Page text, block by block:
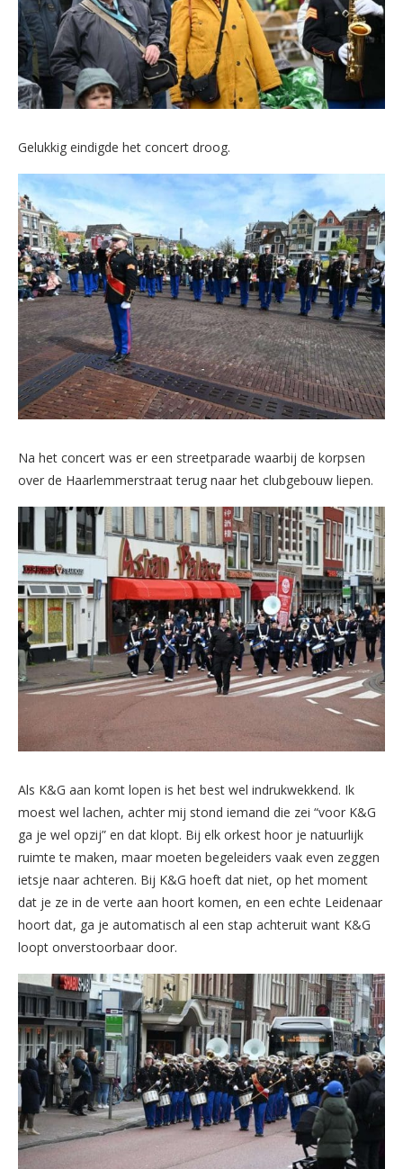
Gelukkig eindigde het concert droog.
Na het concert was er een streetparade waarbij de korpsen
over de Haarlemmerstraat terug naar het clubgebouw liepen.
Als K&G aan komt lopen is het best wel indrukwekkend. Ik
moest wel lachen, achter mij stond iemand die zei “voor K&G
ga je wel opzij” en dat klopt. Bij elk orkest hoor je natuurlijk
ruimte te maken, maar moeten begeleiders vaak even zeggen
ietsje naar achteren. Bij K&G hoeft dat niet, op het moment
dat je ze in de verte aan hoort komen, en een echte Leidenaar
hoort dat, ga je automatisch al een stap achteruit want K&G
loopt onverstoorbaar door.